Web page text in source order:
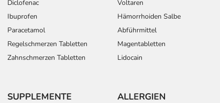
Diclofenac
Ibuprofen
Paracetamol
Regelschmerzen Tabletten
Zahnschmerzen Tabletten
Voltaren
Hämorrhoiden Salbe
Abführmittel
Magentabletten
Lidocain
SUPPLEMENTE ALLERGIEN